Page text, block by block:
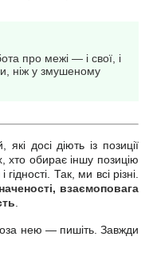
про межі — і свої, і
ніж у змушеному
досі діють із позиції
хто обирає іншу позицію
Так, ми всі різні.
взаємоповага
.
нею — пишіть. Завжди